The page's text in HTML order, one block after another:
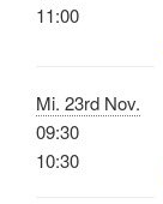
11:00
Mi. 23rd Nov.
09:30
10:30